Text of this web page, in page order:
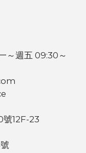
～週五 09:30～
號12F-23